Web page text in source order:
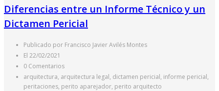
Diferencias entre un Informe Técnico y un
Dictamen Pericial
Publicado por Francisco Javier Avilés Montes
El 22/02/2021
0 Comentarios
arquitectura, arquitectura legal, dictamen pericial, informe pericial,
peritaciones, perito aparejador, perito arquitecto